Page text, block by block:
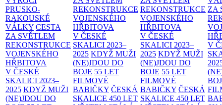
PRUSKO-
RAKOUSKÉ
VÁLKY CESTA
ZA SVĚTLEM
REKONSTRUKCE
VOJENSKÉHO
HŘBITOVA
V ČESKÉ
SKALICI 2023–
2025 KDYŽ MUŽI
(NE)JDOU DO
REKONSTRUKCE
VOJENSKÉHO
HŘBITOVA
V ČESKÉ
SKALICI 2023–
2025 KDYŽ MUŽI
(NE)JDOU DO
BOJE 55 LET
FILMOVÉ
BABIČKY ČESKÁ
SKALICE 450 LET
REKONSTRUKCE
VOJENSKÉHO
HŘBITOVA
V ČESKÉ
SKALICI 2023–
2025 KDYŽ MUŽI
(NE)JDOU DO
BOJE 55 LET
FILMOVÉ
BABIČKY ČESKÁ
SKALICE 450 LET
ZA
V